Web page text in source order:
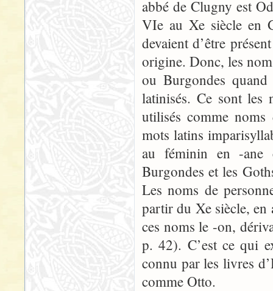
abbé de Clugny est
VIe au Xe siècle en
devaient d’être
origine. Donc, les
ou Burgondes
latinisés. Ce sont les
utilisés comme
mots latins
au féminin en -ane
Burgondes et les
Les noms de
partir du Xe siècle, en
ces noms le -on,
p. 42). C’est ce qui
connu par les livres
comme Otto.